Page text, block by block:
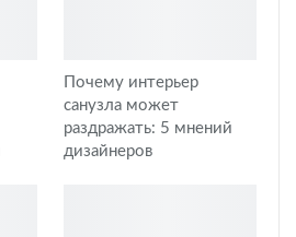
Почему интерьер
санузла может
раздражать: 5 мнений
дизайнеров